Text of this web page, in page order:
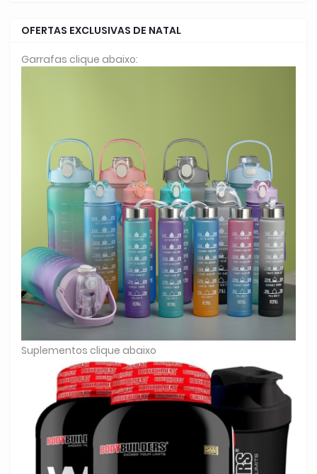
OFERTAS EXCLUSIVAS DE NATAL
Garrafas clique abaixo:
Suplementos clique abaixo